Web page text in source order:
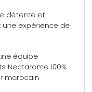
détente et
expérience de
équipe
Nectarome 100%
marocain